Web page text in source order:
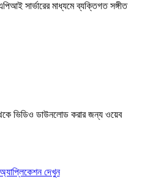
সার্ভারের মাধ্যমে ব্যক্তিগত সঙ্গীত
ভিডিও ডাউনলোড করার জন্য ওয়েব
দেখুন